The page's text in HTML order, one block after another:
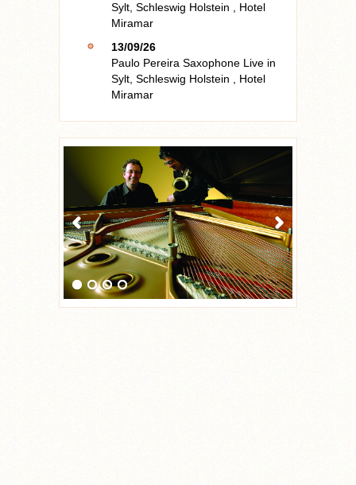
Sylt, Schleswig Holstein , Hotel
Miramar
13/09/26
Paulo Pereira Saxophone Live in
Sylt, Schleswig Holstein , Hotel
Miramar